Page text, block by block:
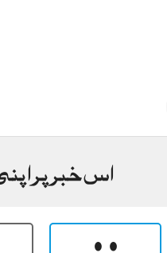
اس خبر پر